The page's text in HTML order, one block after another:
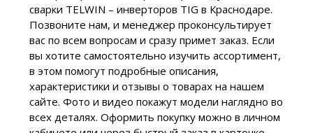
сварки TELWIN – инверторов TIG в Краснодаре.
Позвоните нам, и менеджер проконсультирует
вас по всем вопросам и сразу примет заказ. Если
вы хотите самостоятельно изучить ассортимент,
в этом помогут подробные описания,
характеристики и отзывы о товарах на нашем
сайте. Фото и видео покажут модели наглядно во
всех деталях. Оформить покупку можно в личном